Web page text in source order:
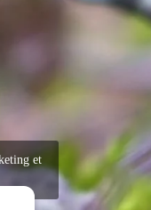
et